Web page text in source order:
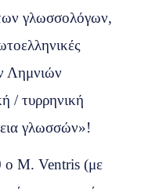
γλωσσολόγων,
Λημνιών
/ τυρρηνική
γλωσσών»!
ο Μ. Ventris (με